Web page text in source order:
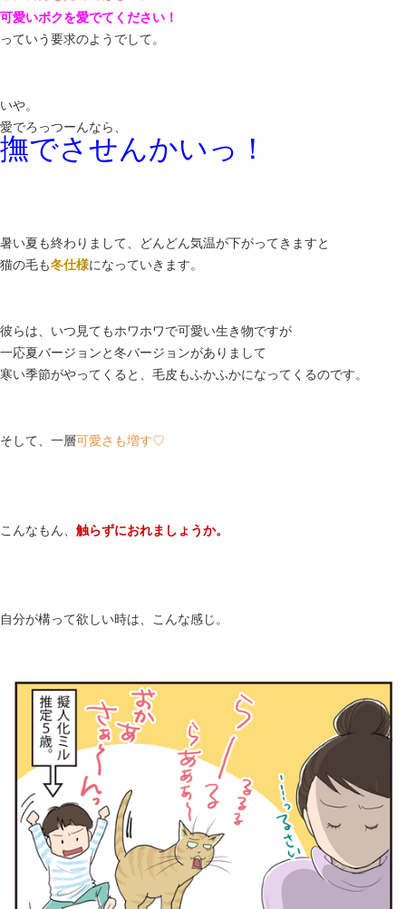
可愛いボクを愛でてください！
っていう要求のようでして。
いや。
愛でろっつーんなら、
撫でさせんかいっ！
暑い夏も終わりまして、どんどん気温が下がってきますと
猫の毛も冬仕様になっていきます。
彼らは、いつ見てもホワホワで可愛い生き物ですが
一応夏バージョンと冬バージョンがありまして
寒い季節がやってくると、毛皮もふかふかになってくるのです。
そして、一層可愛さも増す♡
こんなもん、 触らずにおれましょうか。
自分が構って欲しい時は、こんな感じ。